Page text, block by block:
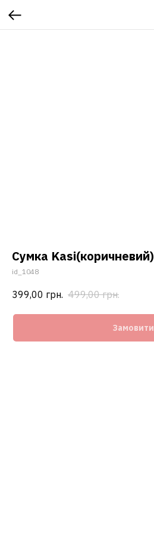
Сумка Kasi(коричневий)
id_1048
399,00 грн. 499,00 грн.
Замовити